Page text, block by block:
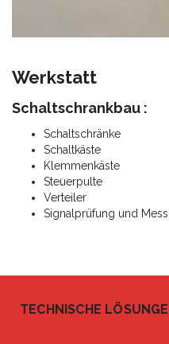
Werkstatt
Schaltschrankbau :
Schaltschränke
Schaltkäste
Klemmenkäste
Steuerpulte
Verteiler
Signalprüfung und
TECHNISCHE